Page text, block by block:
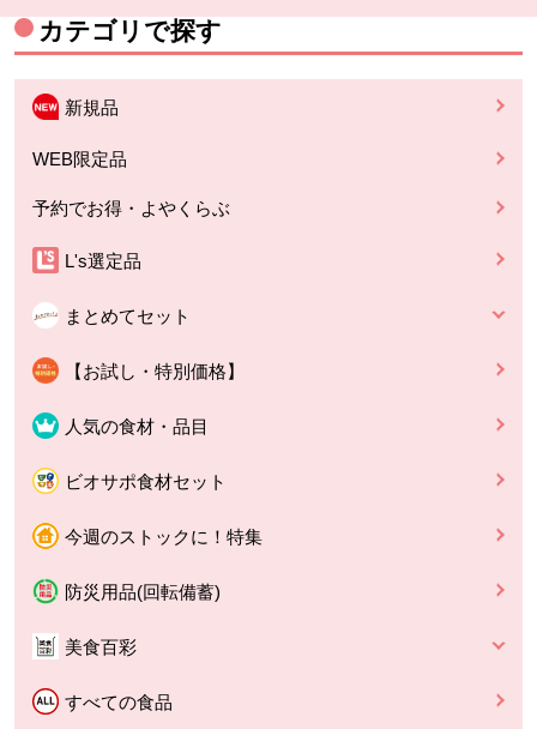
カテゴリで探す
新規品
WEB限定品
予約でお得・よやくらぶ
L's選定品
まとめてセット
【お試し・特別価格】
人気の食材・品目
ビオサポ食材セット
今週のストックに！特集
防災用品(回転備蓄)
美食百彩
すべての食品